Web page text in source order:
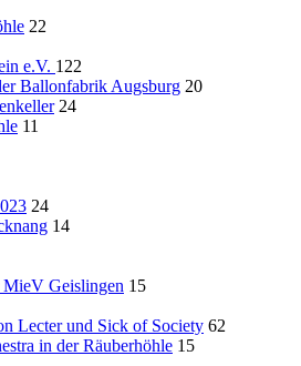
22
e.V. 122
Ballonfabrik Augsburg 20
24
11
24
14
Geislingen 15
Lecter und Sick of Society 62
in der Räuberhöhle 15